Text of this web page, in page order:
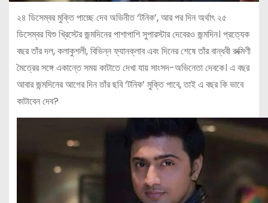
২৪ ডিসেম্বর মুক্তি পাচ্ছে দেব অভিনীত ‘টনিক’, আর পর দিন অর্থাৎ ২৫
ডিসেম্বর যিশু খ্রিস্টের জন্মদিনের পাশাপাশি সুপারস্টার দেবেরও জন্মদিন। প্রত্যেক
বছর তাঁর দল, কলাকুশলী, বিভিন্ন ফ্যানক্লাব এবং দিনের শেষে তাঁর বান্ধবী রুক্মিণী
মৈত্রের সঙ্গে একান্তে সময় কাটাতে দেখা যায় সাংসদ-অভিনেতা দেবকে। এ বছর
আবার জন্মদিনের আগের দিন তাঁর ছবি ‘টনিক’ মুক্তি পাবে, তাই এ বছর কি ভাবে
কাটাবেন দেব?